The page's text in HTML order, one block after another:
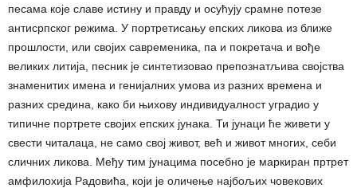
песама које славе истину и правду и осућују срамне потезе
антисрпског режима. У портретисању епских ликова из ближе
прошлости, или својих савременика, па и покретача и вође
великих литија, песник је синтетизовао препознатљива својства
знаменитих имена и генијалних умова из разних времена и
разних средина, како би њихову индивидуалност уградио у
типичне портрете својих епских јунака. Ти јунаци ће живети у
свести читалаца, не само свој живот, већ и живот многих, себи
сличних ликова. Међу тим јунацима посебно је маркиран пртрет
амфилохија Радовића, који је оличење најбољих човекових